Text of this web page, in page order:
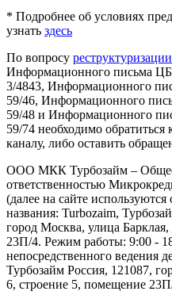
* Подробнее об условиях
узнать здесь
По вопросу
Информационного письма
3/4843, Информационного
59/46, Информационного
59/48 и Информационного
59/74 необходимо
каналу, либо оставить
ООО МКК Турбозайм –
ответственностью
(далее на сайте
названия: Turbozaim,
город Москва, улица
23П/4. Режим работы: 9:00 -
непосредственного
Турбозайм Россия, 121087,
6, строение 5, помещение